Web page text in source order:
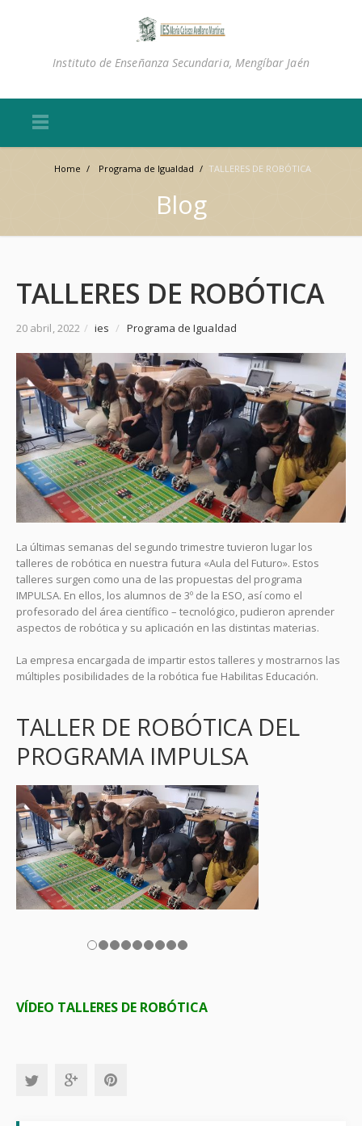
Instituto de Enseñanza Secundaria, Mengíbar Jaén
Home / Programa de Igualdad / TALLERES DE ROBÓTICA
Blog
TALLERES DE ROBÓTICA
20 abril, 2022 / ies / Programa de Igualdad
La últimas semanas del segundo trimestre tuvieron lugar los
talleres de robótica en nuestra futura «Aula del Futuro». Estos
talleres surgen como una de las propuestas del programa
IMPULSA. En ellos, los alumnos de 3º de la ESO, así como el
profesorado del área científico – tecnológico, pudieron aprender
aspectos de robótica y su aplicación en las distintas materias.
La empresa encargada de impartir estos talleres y mostrarnos las
múltiples posibilidades de la robótica fue Habilitas Educación.
TALLER DE ROBÓTICA DEL
PROGRAMA IMPULSA
VÍDEO TALLERES DE ROBÓTICA